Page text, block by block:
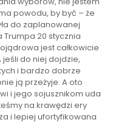
powodu, by być – że
do zaplanowanej
20 stycznia
jest całkowicie
jeśli do niej dojdzie,
i bardzo dobrze
ją przeżyje. A oto
i jego sojusznikom uda
na krawędzi ery
i lepiej ufortyfikowana